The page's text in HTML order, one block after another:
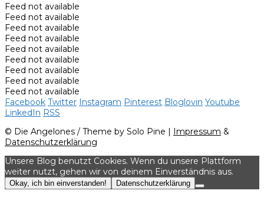
Feed not available
Feed not available
Feed not available
Feed not available
Feed not available
Feed not available
Feed not available
Feed not available
Feed not available
Facebook Twitter Instagram Pinterest Bloglovin Youtube
LinkedIn RSS
© Die Angelones / Theme by Solo Pine | Impressum &
Datenschutzerklärung
Unsere Blog benutzt Cookies. Wenn du unsere Plattform
weiter nutzt, gehen wir von deinem Einverständnis aus.
Okay, ich bin einverstanden! Datenschutzerklärung